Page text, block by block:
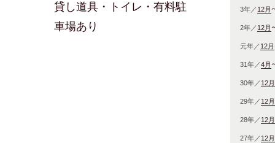
3年／ 12月
2年／ 12月
元年／ 12月
31年／4月
30年／ 12月
29年／ 12月
28年／ 12月
27年／ 12月
貸し道具・トイレ・有料駐
車場あり